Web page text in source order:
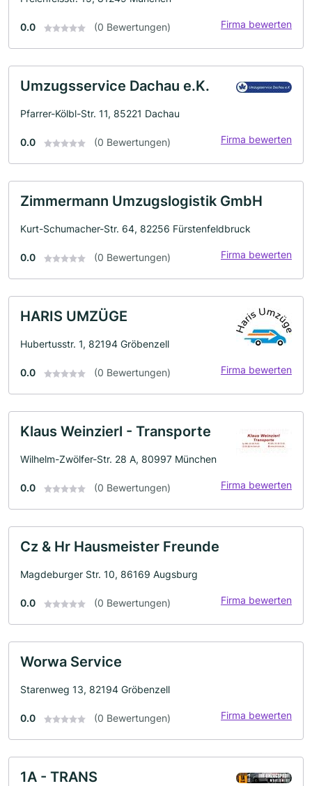
0.0 (0 Bewertungen) Firma bewerten
Umzugsservice Dachau e.K.
Pfarrer-Kölbl-Str. 11, 85221 Dachau
0.0 (0 Bewertungen) Firma bewerten
Zimmermann Umzugslogistik GmbH
Kurt-Schumacher-Str. 64, 82256 Fürstenfeldbruck
0.0 (0 Bewertungen) Firma bewerten
HARIS UMZÜGE
Hubertusstr. 1, 82194 Gröbenzell
0.0 (0 Bewertungen) Firma bewerten
Klaus Weinzierl - Transporte
Wilhelm-Zwölfer-Str. 28 A, 80997 München
0.0 (0 Bewertungen) Firma bewerten
Cz & Hr Hausmeister Freunde
Magdeburger Str. 10, 86169 Augsburg
0.0 (0 Bewertungen) Firma bewerten
Worwa Service
Starenweg 13, 82194 Gröbenzell
0.0 (0 Bewertungen) Firma bewerten
1A - TRANS